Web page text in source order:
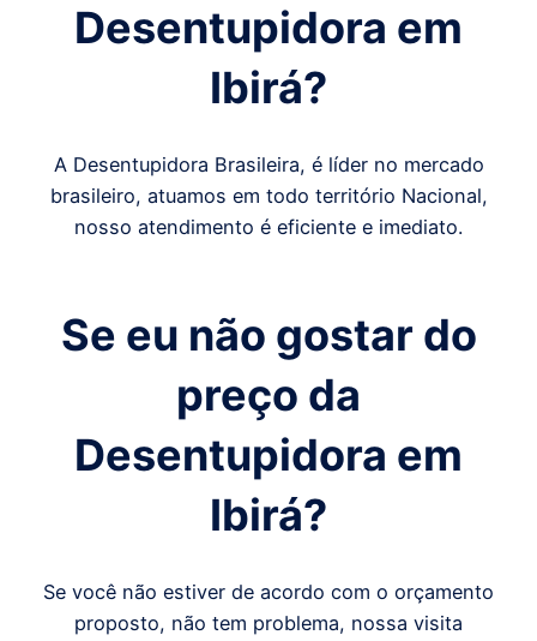
Desentupidora em
Ibirá?
A Desentupidora Brasileira, é líder no mercado
brasileiro, atuamos em todo território Nacional,
nosso atendimento é eficiente e imediato.
Se eu não gostar do
preço da
Desentupidora em
Ibirá?
Se você não estiver de acordo com o orçamento
proposto, não tem problema, nossa visita